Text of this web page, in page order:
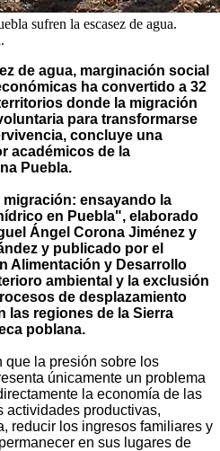
sufren la escasez de agua.
de agua, marginación social
ha convertido a 32
donde la migración
para transformarse
concluye una
académicos de la
Puebla.
ensayando la
en Puebla", elaborado
Ángel Corona Jiménez y
y publicado por el
Alimentación y Desarrollo
ambiental y la exclusión
de desplazamiento
las regiones de la Sierra
poblana.
que la presión sobre los
únicamente un problema
la economía de las
actividades productivas,
reducir los ingresos familiares y
en sus lugares de